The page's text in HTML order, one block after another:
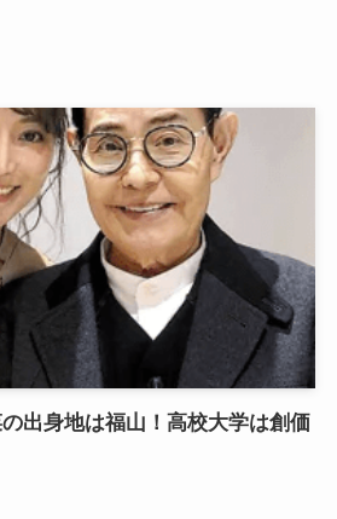
出身地は福山！高校大学は創価